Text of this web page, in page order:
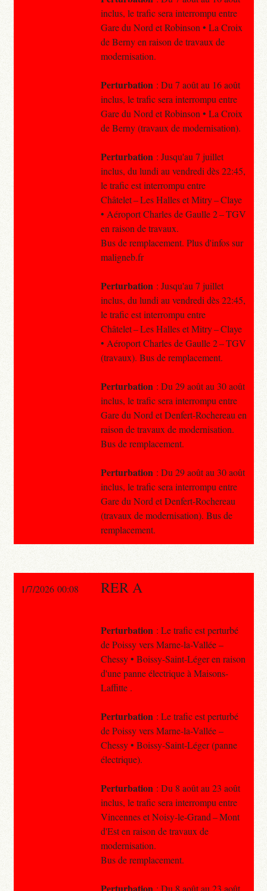
inclus, le trafic sera interrompu entre
Gare du Nord et Robinson • La Croix
de Berny en raison de travaux de
modernisation.
Perturbation : Du 7 août au 16 août
inclus, le trafic sera interrompu entre
Gare du Nord et Robinson • La Croix
de Berny (travaux de modernisation).
Perturbation : Jusqu'au 7 juillet
inclus, du lundi au vendredi dès 22:45,
le trafic est interrompu entre
Châtelet – Les Halles et Mitry – Claye
• Aéroport Charles de Gaulle 2 – TGV
en raison de travaux.
Bus de remplacement. Plus d'infos sur
maligneb.fr
Perturbation : Jusqu'au 7 juillet
inclus, du lundi au vendredi dès 22:45,
le trafic est interrompu entre
Châtelet – Les Halles et Mitry – Claye
• Aéroport Charles de Gaulle 2 – TGV
(travaux). Bus de remplacement.
Perturbation : Du 29 août au 30 août
inclus, le trafic sera interrompu entre
Gare du Nord et Denfert-Rochereau en
raison de travaux de modernisation.
Bus de remplacement.
Perturbation : Du 29 août au 30 août
inclus, le trafic sera interrompu entre
Gare du Nord et Denfert-Rochereau
(travaux de modernisation). Bus de
remplacement.
1/7/2026 00:08 RER A
Perturbation : Le trafic est perturbé
de Poissy vers Marne-la-Vallée –
Chessy • Boissy-Saint-Léger en raison
d'une panne électrique à Maisons-
Laffitte .
Perturbation : Le trafic est perturbé
de Poissy vers Marne-la-Vallée –
Chessy • Boissy-Saint-Léger (panne
électrique).
Perturbation : Du 8 août au 23 août
inclus, le trafic sera interrompu entre
Vincennes et Noisy-le-Grand – Mont
d'Est en raison de travaux de
modernisation.
Bus de remplacement.
: Du 8 août au 23 août